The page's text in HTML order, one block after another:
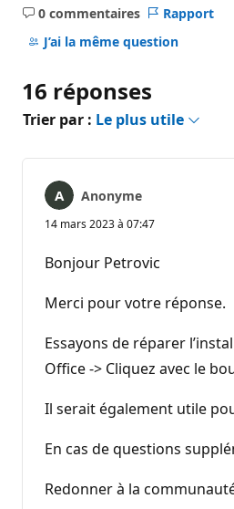
0 commentaires
Aucun
commentaire
Rapport
J’ai la même question
16 réponses
Trier par : Le plus utile
Anonyme
14 mars 2023 à 07:47
Bonjour Petrovic
Merci pour votre réponse.
Essayons de réparer
Office -> Cliquez avec le
Il serait également utile
En cas de questions
Redonner à la